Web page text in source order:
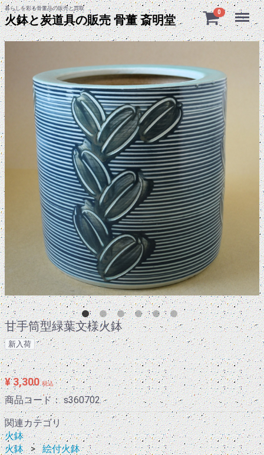
暮らしを彩る骨董品の販売と買取
火鉢と炭道具の販売 骨董 斎明堂
0 Menu
甘手筒型緑葉文様火鉢
新入荷
¥ 3,300 税込
商品コード：s360702
関連カテゴリ
火鉢
火鉢
絵付火鉢